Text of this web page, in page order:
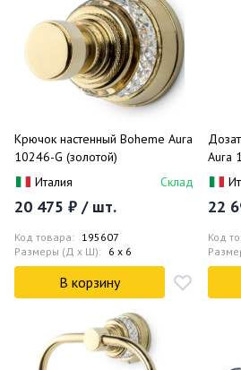
Крючок настенный Boheme Aura
10246-G (золотой)
Италия
Склад
20 475 ₽ / шт.
Код товара: 195607
Размеры (Д x Ш): 6 x 6
В корзину
Aura
22
Код